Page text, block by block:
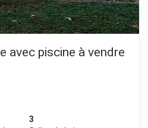
avec piscine à vendre
3